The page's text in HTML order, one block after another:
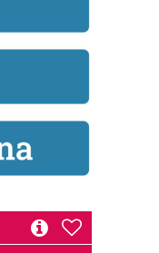
eta beren
dira. Ikusi gure
helburutarako
nola egin
moduari
zure lehentasunak
edo ken dezakezu
hirugarrenen cookie-